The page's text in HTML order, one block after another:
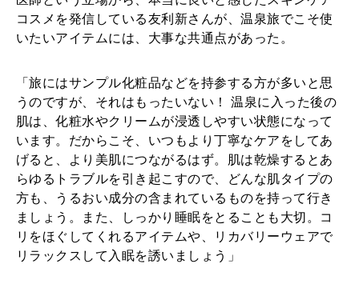
コスメを発信している友利新さんが、温泉旅でこそ使
いたいアイテムには、大事な共通点があった。
「旅にはサンプル化粧品などを持参する方が多いと思
うのですが、それはもったいない！ 温泉に入った後の
肌は、化粧水やクリームが浸透しやすい状態になって
います。だからこそ、いつもより丁寧なケアをしてあ
げると、より美肌につながるはず。肌は乾燥するとあ
らゆるトラブルを引き起こすので、どんな肌タイプの
方も、うるおい成分の含まれているものを持って行き
ましょう。また、しっかり睡眠をとることも大切。コ
リをほぐしてくれるアイテムや、リカバリーウェアで
リラックスして入眠を誘いましょう」